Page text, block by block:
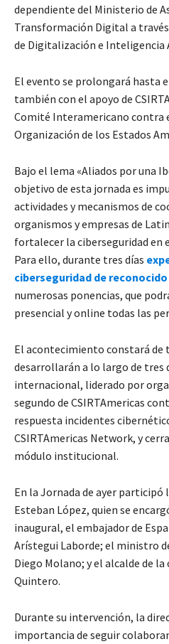
dependiente del Ministerio de
Transformación Digital a
de Digitalización e Inteligencia
El evento se prolongará hasta
también con el apoyo de
Comité Interamericano contra
Organización de los Estados
Bajo el lema «Aliados por una
objetivo de esta jornada es
actividades y mecanismos de
organismos y empresas de
fortalecer la ciberseguridad
Para ello, durante tres días
ciberseguridad de
numerosas ponencias, que
presencial y online todas las
El acontecimiento constará de
desarrollarán a lo largo de tres
internacional, liderado por
segundo de CSIRTAmericas
respuesta incidentes
CSIRTAmericas Network, y
módulo institucional.
En la Jornada de ayer participó
Esteban López, quien se
inaugural, el embajador de
Arístegui Laborde; el ministro
Diego Molano; y el alcalde de
Quintero.
Durante su intervención, la
importancia de seguir